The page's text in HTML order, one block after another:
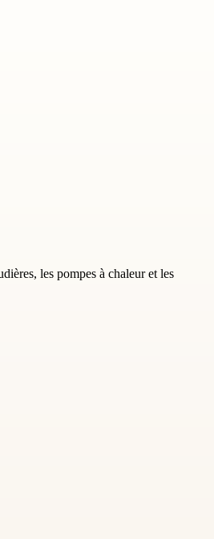
les pompes à chaleur et les